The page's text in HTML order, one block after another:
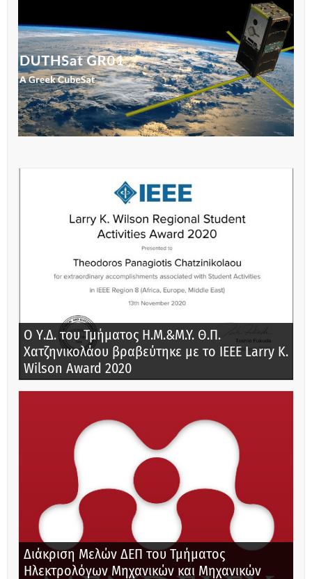
Ο Υ.Δ. του Τμήματος Η.Μ.&M.Y. Θ.Π.
Χατζηνικολάου βραβεύτηκε με το IEEE Larry K.
Wilson Award 2020
Διάκριση Μελών ΔΕΠ του Τμήματος
Ηλεκτρολόγων Μηχανικών και Μηχανικών